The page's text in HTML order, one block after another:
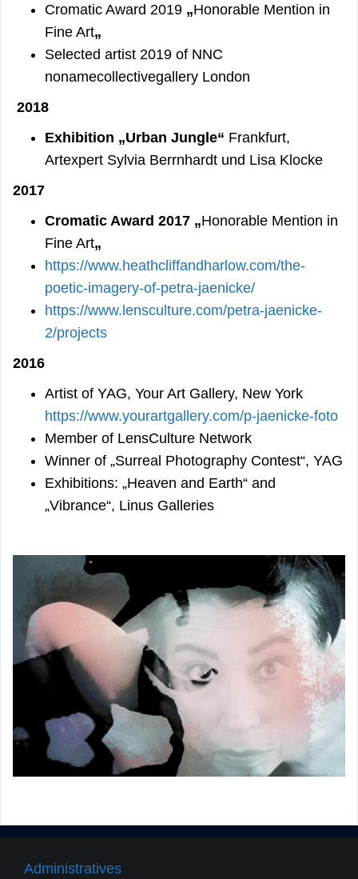
Cromatic Award 2019 „Honorable Mention in
Fine Art„
Selected artist 2019 of NNC
nonamecollectivegallery London
2018
Exhibition „Urban Jungle“ Frankfurt,
Artexpert Sylvia Berrnhardt und Lisa Klocke
2017
Cromatic Award 2017 „Honorable Mention in
Fine Art„
https://www.heathcliffandharlow.com/the-
poetic-imagery-of-petra-jaenicke/
https://www.lensculture.com/petra-jaenicke-
2/projects
2016
Artist of YAG, Your Art Gallery, New York
https://www.yourartgallery.com/p-jaenicke-foto
Member of LensCulture Network
Winner of „Surreal Photography Contest“, YAG
Exhibitions: „Heaven and Earth“ and
„Vibrance“, Linus Galleries
Administratives